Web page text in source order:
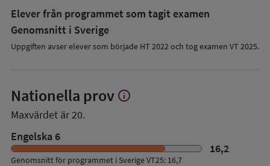
Elever från programmet som tagit examen
Genomsnitt i Sverige
Uppgiften avser elever som började HT 2022 och tog examen VT 2025.
Nationella prov Visa
prov
info
Maxvärdet är 20.
Engelska 6
16,2
Genomsnitt för programmet i Sverige VT25: 16,7